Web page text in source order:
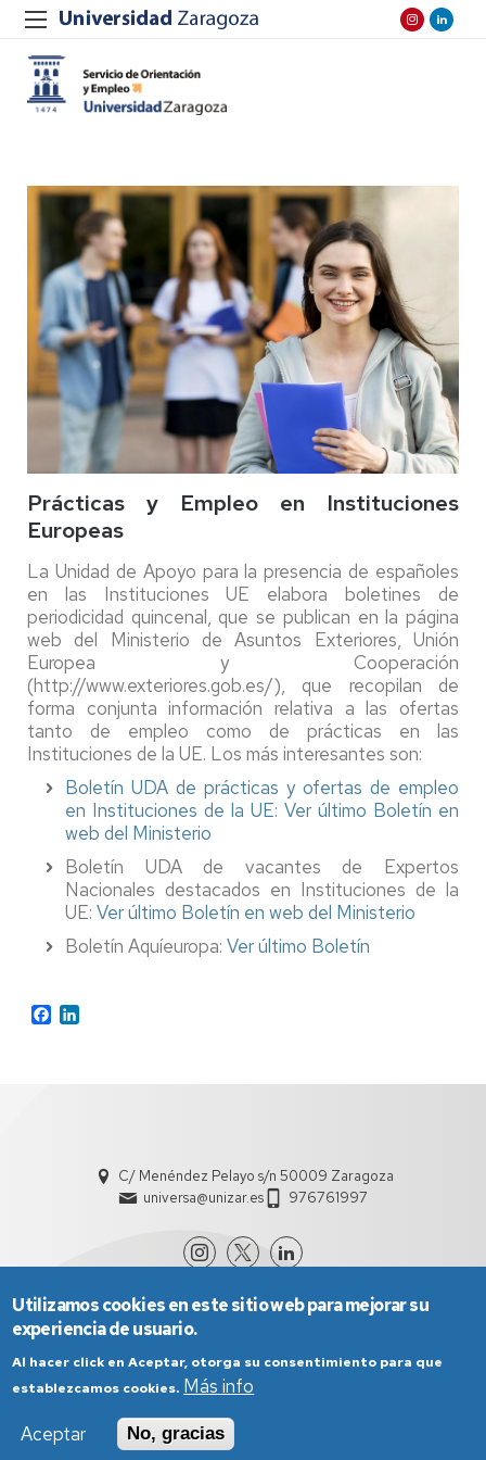
Prácticas y Empleo en Instituciones
Europeas
La Unidad de Apoyo para la presencia de españoles
en las Instituciones UE elabora boletines de
periodicidad quincenal, que se publican en la página
web del Ministerio de Asuntos Exteriores, Unión
Europea y Cooperación
(http://www.exteriores.gob.es/), que recopilan de
forma conjunta información relativa a las ofertas
tanto de empleo como de prácticas en las
Instituciones de la UE. Los más interesantes son:
Boletín UDA de prácticas y ofertas de empleo
en Instituciones de la UE: Ver último Boletín en
web del Ministerio
Boletín UDA de vacantes de Expertos
Nacionales destacados en Instituciones de la
UE: Ver último Boletín en web del Ministerio
Boletín Aquíeuropa: Ver último Boletín
Facebook
C/ Menéndez Pelayo s/n 50009 Zaragoza
universa@unizar.es
976761997
Aviso Legal
Condiciones generales de uso
Política de Privacidad
Utilizamos cookies en este sitio web para mejorar su
experiencia de usuario.
Al hacer click en Aceptar, otorga su consentimiento para que
establezcamos cookies. Más info
Aceptar
No, gracias